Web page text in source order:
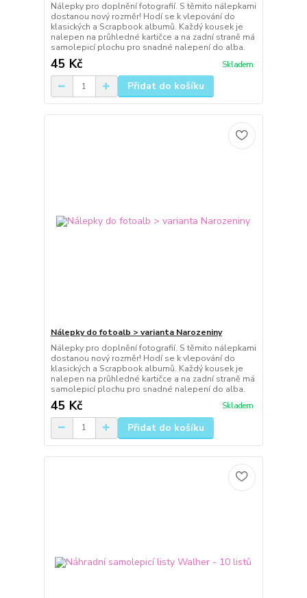
Nálepky pro doplnění fotografií. S těmito nálepkami
dostanou nový rozměr! Hodí se k vlepování do
klasických a Scrapbook albumů. Každý kousek je
nalepen na průhledné kartičce a na zadní straně má
samolepicí plochu pro snadné nalepení do alba.
45 Kč Skladem
Přidat do košíku
Nálepky do fotoalb > varianta Narozeniny
Nálepky pro doplnění fotografií. S těmito nálepkami
dostanou nový rozměr! Hodí se k vlepování do
klasických a Scrapbook albumů. Každý kousek je
nalepen na průhledné kartičce a na zadní straně má
samolepicí plochu pro snadné nalepení do alba.
45 Kč Skladem
Přidat do košíku